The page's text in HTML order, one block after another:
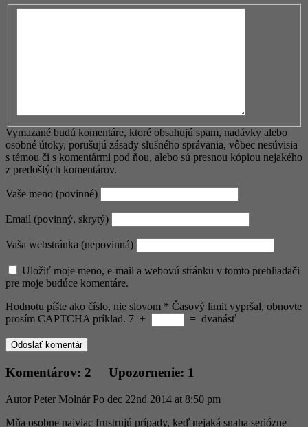
Vymazané budú komentáre, ktoré obsahujú spam, nadávky alebo
osobné útoky, porušujú zásady slušného správania, vôbec nesúvisia
s témou či s komentármi pod ňou, alebo sú presnou kópiou nejakého
z predošlých komentárov.
Vaše meno (povinné)
Email (povinný, skrytý)
Vaša webstránka (nepovinná)
Uložiť moje meno, e-mail a webovú stránku v tomto prehliadači
pre moje budúce komentáre.
Hodnotu píšte ako číslo, nie slovom * Časový limit vypršal, obnovte
prosím CAPTCHA príklad. 7 + = dvanásť
Komentárov: 2 Upozornenie: 1
Autor Peter Molnár Po dec 22nd 2014 at 8:50 pm
Mňa osobne najviac frustrujú prípady, keď nejaká snaha seriózne